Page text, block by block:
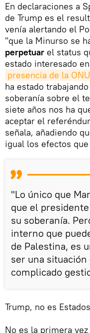
En declaraciones a
de Trump es el
venía alertando el
"que la Minurso se
perpetuar el status
estado interesado
presencia de la ONU
ha estado
soberanía sobre el
siete años nos ha
aceptar el
señala, añadiendo
igual los efectos
"Lo único que
que el
su soberanía.
interno que
de Palestina, es
ser una
complicado
Trump, no es
No es la primera